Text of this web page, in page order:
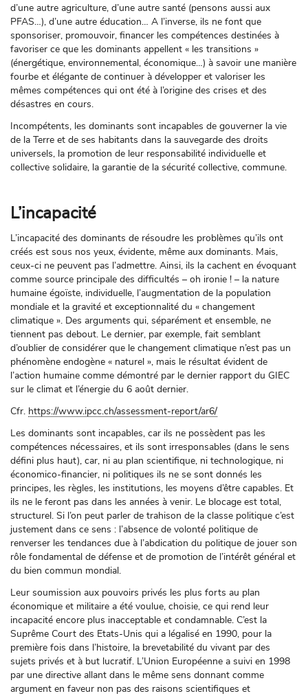
d’une autre agriculture, d’une autre santé (pensons aussi aux
PFAS…), d’une autre éducation… A l’inverse, ils ne font que
sponsoriser, promouvoir, financer les compétences destinées à
favoriser ce que les dominants appellent « les transitions »
(énergétique, environnemental, économique…) à savoir une manière
fourbe et élégante de continuer à développer et valoriser les
mêmes compétences qui ont été à l’origine des crises et des
désastres en cours.
Incompétents, les dominants sont incapables de gouverner la vie
de la Terre et de ses habitants dans la sauvegarde des droits
universels, la promotion de leur responsabilité individuelle et
collective solidaire, la garantie de la sécurité collective, commune.
L’incapacité
L’incapacité des dominants de résoudre les problèmes qu’ils ont
créés est sous nos yeux, évidente, même aux dominants. Mais,
ceux-ci ne peuvent pas l’admettre. Ainsi, ils la cachent en évoquant
comme source principale des difficultés – oh ironie ! – la nature
humaine égoïste, individuelle, l’augmentation de la population
mondiale et la gravité et exceptionnalité du « changement
climatique ». Des arguments qui, séparément et ensemble, ne
tiennent pas debout. Le dernier, par exemple, fait semblant
d’oublier de considérer que le changement climatique n’est pas un
phénomène endogène « naturel », mais le résultat évident de
l’action humaine comme démontré par le dernier rapport du GIEC
sur le climat et l’énergie du 6 août dernier.
Cfr. https://www.ipcc.ch/assessment-report/ar6/
Les dominants sont incapables, car ils ne possèdent pas les
compétences nécessaires, et ils sont irresponsables (dans le sens
défini plus haut), car, ni au plan scientifique, ni technologique, ni
économico-financier, ni politiques ils ne se sont donnés les
principes, les règles, les institutions, les moyens d’être capables. Et
ils ne le feront pas dans les années à venir. Le blocage est total,
structurel. Si l’on peut parler de trahison de la classe politique c’est
justement dans ce sens : l’absence de volonté politique de
renverser les tendances due à l’abdication du politique de jouer son
rôle fondamental de défense et de promotion de l’intérêt général et
du bien commun mondial.
Leur soumission aux pouvoirs privés les plus forts au plan
économique et militaire a été voulue, choisie, ce qui rend leur
incapacité encore plus inacceptable et condamnable. C’est la
Suprême Court des Etats-Unis qui a légalisé en 1990, pour la
première fois dans l’histoire, la brevetabilité du vivant par des
sujets privés et à but lucratif. L’Union Européenne a suivi en 1998
par une directive allant dans le même sens donnant comme
argument en faveur non pas des raisons scientifiques et